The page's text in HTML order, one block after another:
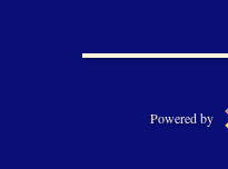
Powered by